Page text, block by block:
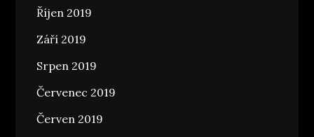
Říjen 2019
Září 2019
Srpen 2019
Červenec 2019
Červen 2019